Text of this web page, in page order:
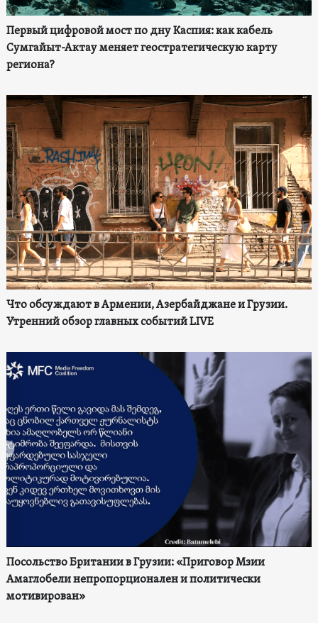
Первый цифровой мост по дну Каспия: как кабель
Сумгайыт-Актау меняет геостратегическую карту
региона?
Что обсуждают в Армении, Азербайджане и Грузии.
Утренний обзор главных событий LIVE
Посольство Британии в Грузии: «Приговор Мзии
Амаглобели непропорционален и политически
мотивирован»